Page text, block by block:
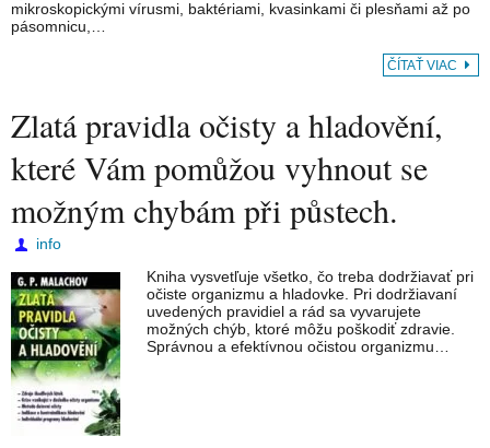
mikroskopickými vírusmi, baktériami, kvasinkami či plesňami až po
pásomnicu,…
ČÍTAŤ VIAC
Zlatá pravidla očisty a hladovění,
které Vám pomůžou vyhnout se
možným chybám při půstech.
info
Kniha vysvetľuje všetko, čo treba dodržiavať pri
očiste organizmu a hladovke. Pri dodržiavaní
uvedených pravidiel a rád sa vyvarujete
možných chýb, ktoré môžu poškodiť zdravie.
Správnou a efektívnou očistou organizmu…